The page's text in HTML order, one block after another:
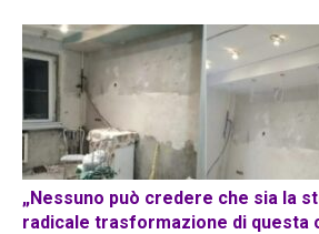
„Nessuno può credere che sia la
radicale trasformazione di questa